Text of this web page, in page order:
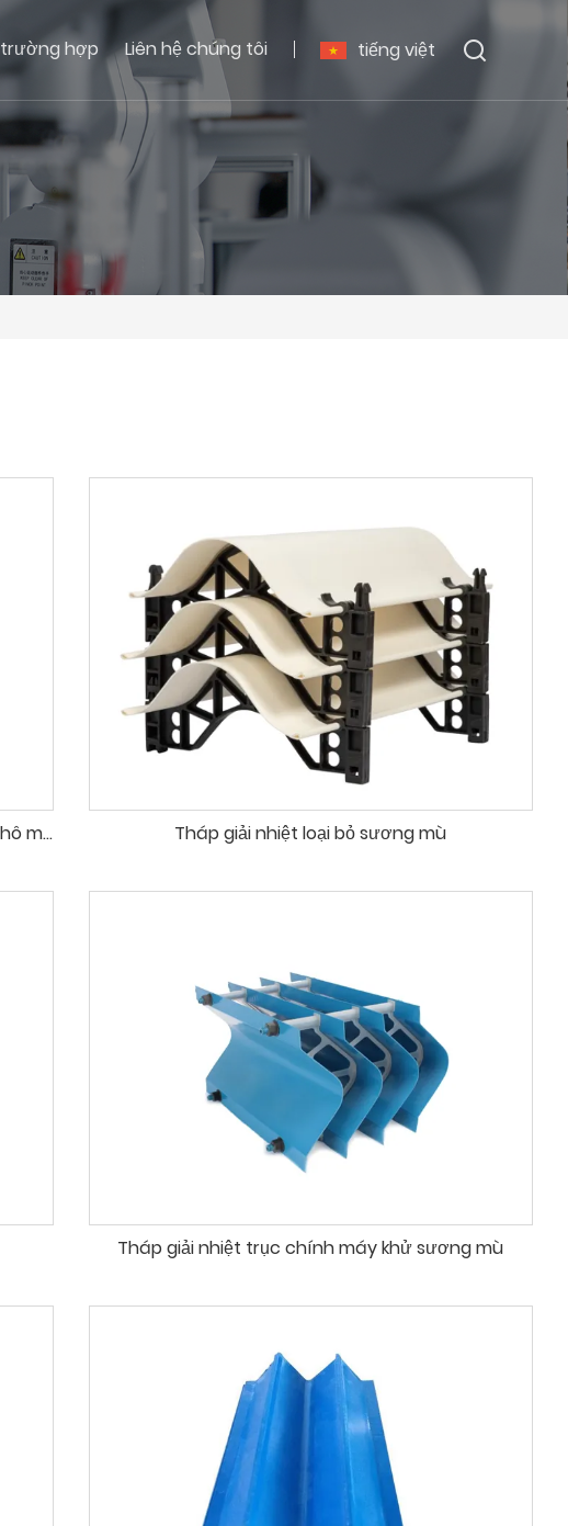
tiếng việt
trường hợp Liên hệ chúng tôi
Bộ phận loại bỏ tháp giải nhiệt với nguyên liệu thô mới Tháp giải nhiệt loại bỏ sương mù
Tháp giải nhiệt trục chính máy khử sương mù